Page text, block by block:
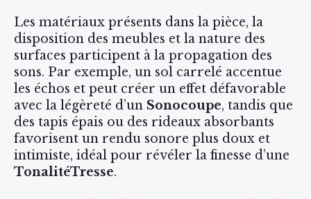
Les matériaux présents dans la pièce, la
disposition des meubles et la nature des
surfaces participent à la propagation des
sons. Par exemple, un sol carrelé accentue
les échos et peut créer un effet défavorable
avec la légèreté d’un Sonocoupe, tandis que
des tapis épais ou des rideaux absorbants
favorisent un rendu sonore plus doux et
intimiste, idéal pour révéler la finesse d’une
TonalitéTresse.